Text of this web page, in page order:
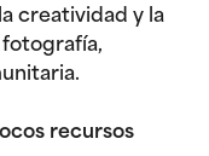
creatividad y la
fotografía,
recursos